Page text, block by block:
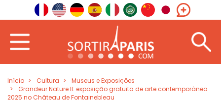
Início Cultura
Museus e Exposições
Grandeur Nature II: exposição gratuita de arte contemporânea
2025 no Château de Fontainebleau